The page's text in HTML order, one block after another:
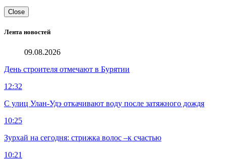
Close
Лента новостей
09.08.2026
День строителя отмечают в Бурятии
12:32
С улиц Улан-Удэ откачивают воду после затяжного дождя
10:25
Зурхай на сегодня: стрижка волос –к счастью
10:21